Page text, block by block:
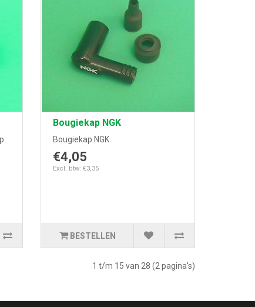
Bougiekap NGK
Bougiekap NGK..
€4,05
Excl. btw: €3,35
BESTELLEN
1 t/m 15 van 28 (2 pagina's)